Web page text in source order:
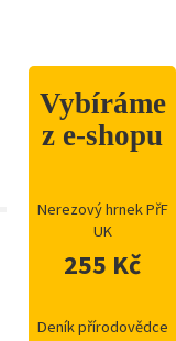
Vybíráme
z e-shopu
Nerezový hrnek PřF
UK
255 Kč
Deník přírodovědce